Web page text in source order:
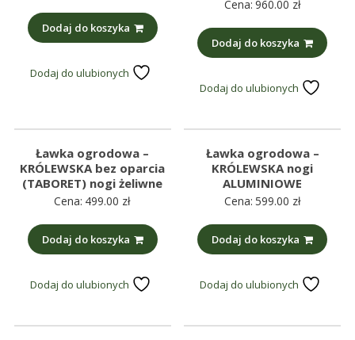
Dodaj do koszyka
Dodaj do ulubionych
Cena: 960.00 zł
Dodaj do koszyka
Dodaj do ulubionych
Ławka ogrodowa –
KRÓLEWSKA bez oparcia
(TABORET) nogi żeliwne
Cena: 499.00 zł
Dodaj do koszyka
Dodaj do ulubionych
Ławka ogrodowa –
KRÓLEWSKA nogi
ALUMINIOWE
Cena: 599.00 zł
Dodaj do koszyka
Dodaj do ulubionych